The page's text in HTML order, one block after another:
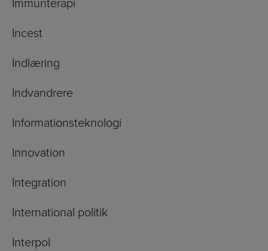
Immunterapi
Incest
Indlæring
Indvandrere
Informationsteknologi
Innovation
Integration
International politik
Interpol